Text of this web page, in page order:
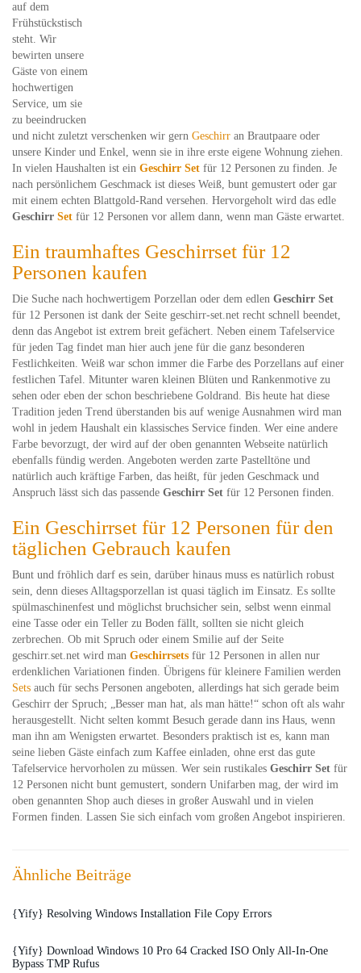
auf dem
Frühstückstisch
steht. Wir
bewirten unsere
Gäste von einem
hochwertigen
Service, um sie
zu beeindrucken
und nicht zuletzt verschenken wir gern Geschirr an Brautpaare oder
unsere Kinder und Enkel, wenn sie in ihre erste eigene Wohnung ziehen.
In vielen Haushalten ist ein Geschirr Set für 12 Personen zu finden. Je
nach persönlichem Geschmack ist dieses Weiß, bunt gemustert oder gar
mit einem echten Blattgold-Rand versehen. Hervorgeholt wird das edle
Geschirr Set für 12 Personen vor allem dann, wenn man Gäste erwartet.
Ein traumhaftes Geschirrset für 12
Personen kaufen
Die Suche nach hochwertigem Porzellan oder dem edlen Geschirr Set
für 12 Personen ist dank der Seite geschirr-set.net recht schnell beendet,
denn das Angebot ist extrem breit gefächert. Neben einem Tafelservice
für jeden Tag findet man hier auch jene für die ganz besonderen
Festlichkeiten. Weiß war schon immer die Farbe des Porzellans auf einer
festlichen Tafel. Mitunter waren kleinen Blüten und Rankenmotive zu
sehen oder eben der schon beschriebene Goldrand. Bis heute hat diese
Tradition jeden Trend überstanden bis auf wenige Ausnahmen wird man
wohl in jedem Haushalt ein klassisches Service finden. Wer eine andere
Farbe bevorzugt, der wird auf der oben genannten Webseite natürlich
ebenfalls fündig werden. Angeboten werden zarte Pastelltöne und
natürlich auch kräftige Farben, das heißt, für jeden Geschmack und
Anspruch lässt sich das passende Geschirr Set für 12 Personen finden.
Ein Geschirrset für 12 Personen für den
täglichen Gebrauch kaufen
Bunt und fröhlich darf es sein, darüber hinaus muss es natürlich robust
sein, denn dieses Alltagsporzellan ist quasi täglich im Einsatz. Es sollte
spülmaschinenfest und möglichst bruchsicher sein, selbst wenn einmal
eine Tasse oder ein Teller zu Boden fällt, sollten sie nicht gleich
zerbrechen. Ob mit Spruch oder einem Smilie auf der Seite
geschirr.set.net wird man Geschirrsets für 12 Personen in allen nur
erdenklichen Variationen finden. Übrigens für kleinere Familien werden
Sets auch für sechs Personen angeboten, allerdings hat sich gerade beim
Geschirr der Spruch; „Besser man hat, als man hätte!“ schon oft als wahr
herausgestellt. Nicht selten kommt Besuch gerade dann ins Haus, wenn
man ihn am Wenigsten erwartet. Besonders praktisch ist es, kann man
seine lieben Gäste einfach zum Kaffee einladen, ohne erst das gute
Tafelservice hervorholen zu müssen. Wer sein rustikales Geschirr Set für
12 Personen nicht bunt gemustert, sondern Unifarben mag, der wird im
oben genannten Shop auch dieses in großer Auswahl und in vielen
Formen finden. Lassen Sie sich einfach vom großen Angebot inspirieren.
Ähnliche Beiträge
{Yify} Resolving Windows Installation File Copy Errors
{Yify} Download Windows 10 Pro 64 Cracked ISO Only All-In-One
Bypass TMP Rufus